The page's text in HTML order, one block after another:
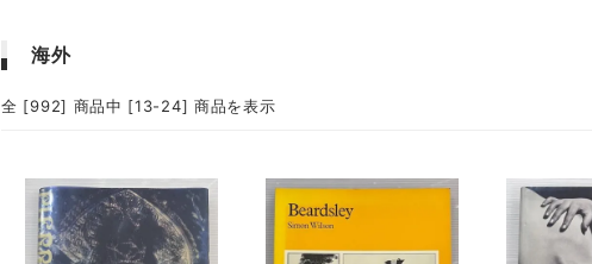
海外
全 [992] 商品中 [13-24] 商品を表示